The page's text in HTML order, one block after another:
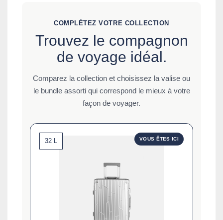
COMPLÉTEZ VOTRE COLLECTION
Trouvez le compagnon
de voyage idéal.
Comparez la collection et choisissez la valise ou
le bundle assorti qui correspond le mieux à votre
façon de voyager.
32 L VOUS ÊTES ICI